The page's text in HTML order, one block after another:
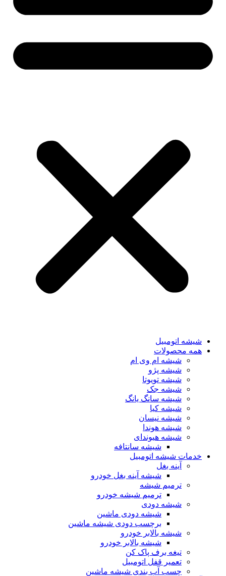
شیشه اتومبیل
همه محصولات
شیشه ام وی ام
شیشه پژو
شیشه تویوتا
شیشه جک
شیشه سانگ یانگ
شیشه کیا
شیشه نیسان
شیشه هوندا
شیشه هیوندای
شیشه سانتافه
خدمات شیشه اتومبیل
آینه بغل
شیشه آینه بغل خودرو
ترمیم شیشه
ترمیم شیشه خودرو
شیشه دودی
شیشه دودی ماشین
برچسب دودی شیشه ماشین
شیشه بالابر خودرو
شیشه بالابر خودرو
تیغه برف پاک کن
تعمیر قفل اتومبیل
چسب آب بندی شیشه ماشین